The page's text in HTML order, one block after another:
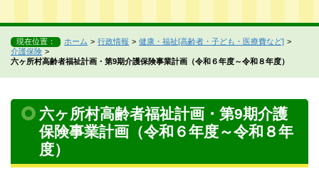
現在位置： ホーム 行政情報
健康・福祉[高齢者・子ども・医療費など]
介護保険
六ヶ所村高齢者福祉計画・第9期介護保険事業計画（令和６年度～令和８年度）
六ヶ所村高齢者福祉計画・第9期介護
保険事業計画（令和６年度～令和８年
度）